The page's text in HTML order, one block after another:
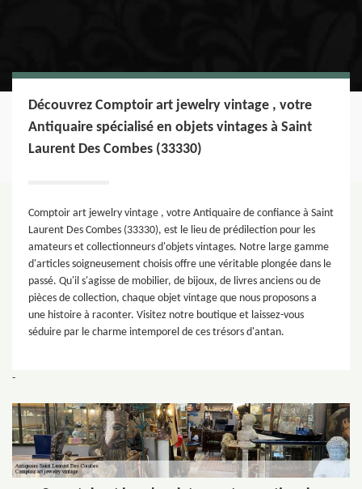
Découvrez Comptoir art jewelry vintage , votre
Antiquaire spécialisé en objets vintages à Saint
Laurent Des Combes (33330)
Comptoir art jewelry vintage , votre Antiquaire de confiance à Saint
Laurent Des Combes (33330), est le lieu de prédilection pour les
amateurs et collectionneurs d'objets vintages. Notre large gamme
d'articles soigneusement choisis offre une véritable plongée dans le
passé. Qu'il s'agisse de mobilier, de bijoux, de livres anciens ou de
pièces de collection, chaque objet vintage que nous proposons a
une histoire à raconter. Visitez notre boutique et laissez-vous
séduire par le charme intemporel de ces trésors d'antan.
-